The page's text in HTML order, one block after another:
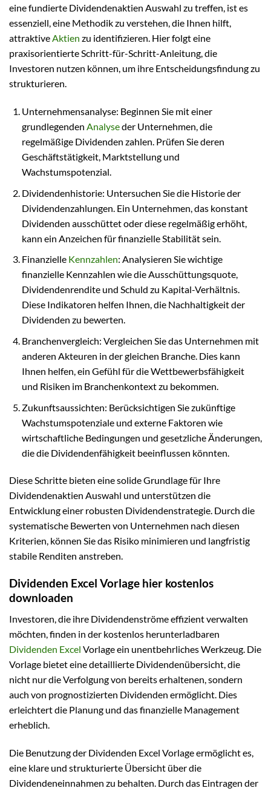
eine fundierte Dividendenaktien Auswahl zu treffen, ist es
essenziell, eine Methodik zu verstehen, die Ihnen hilft,
attraktiveAktien zu identifizieren. Hier folgt eine
praxisorientierte Schritt-für-Schritt-Anleitung, die
Investoren nutzen können, um ihre Entscheidungsfindung zu
strukturieren.
Unternehmensanalyse: Beginnen Sie mit einer
grundlegenden Analyseder Unternehmen, die
regelmäßige Dividenden zahlen. Prüfen Sie deren
Geschäftstätigkeit, Marktstellung und
Wachstumspotenzial.
Dividendenhistorie: Untersuchen Sie die Historie der
Dividendenzahlungen. Ein Unternehmen, das konstant
Dividenden ausschüttet oder diese regelmäßig erhöht,
kann ein Anzeichen für finanzielle Stabilität sein.
Finanzielle Kennzahlen: Analysieren Sie wichtige
finanzielle Kennzahlen wie die Ausschüttungsquote,
Dividendenrendite und Schuld zu Kapital-Verhältnis.
Diese Indikatoren helfen Ihnen, die Nachhaltigkeit der
Dividenden zu bewerten.
Branchenvergleich: Vergleichen Sie das Unternehmen mit
anderen Akteuren in der gleichen Branche. Dies kann
Ihnen helfen, ein Gefühl für die Wettbewerbsfähigkeit
und Risiken im Branchenkontext zu bekommen.
Zukunftsaussichten: Berücksichtigen Sie zukünftige
Wachstumspotenziale und externe Faktoren wie
wirtschaftliche Bedingungen und gesetzliche Änderungen,
die die Dividendenfähigkeit beeinflussen könnten.
Diese Schritte bieten eine solide Grundlage für Ihre
Dividendenaktien Auswahl und unterstützen die
Entwicklung einer robusten Dividendenstrategie. Durch die
systematische Bewerten von Unternehmen nach diesen
Kriterien, können Sie das Risiko minimieren und langfristig
stabile Renditen anstreben.
Dividenden Excel Vorlage hier kostenlos
downloaden
Investoren, die ihre Dividendenströme effizient verwalten
möchten, finden in der kostenlos herunterladbaren
Dividenden Excel Vorlage ein unentbehrliches Werkzeug. Die
Vorlage bietet eine detaillierte Dividendenübersicht, die
nicht nur die Verfolgung von bereits erhaltenen, sondern
auch von prognostizierten Dividenden ermöglicht. Dies
erleichtert die Planung und das finanzielle Management
erheblich.
Die Benutzung der Dividenden Excel Vorlage ermöglicht es,
eine klare und strukturierte Übersicht über die
Dividendeneinnahmen zu behalten. Durch das Eintragen der